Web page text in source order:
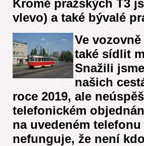
Kromě pražských T3
vlevo) a také bývalé
Ve
také sídlit
Snažili
našich
roce 2019, ale
telefonickém
na uvedeném
nefunguje, že není